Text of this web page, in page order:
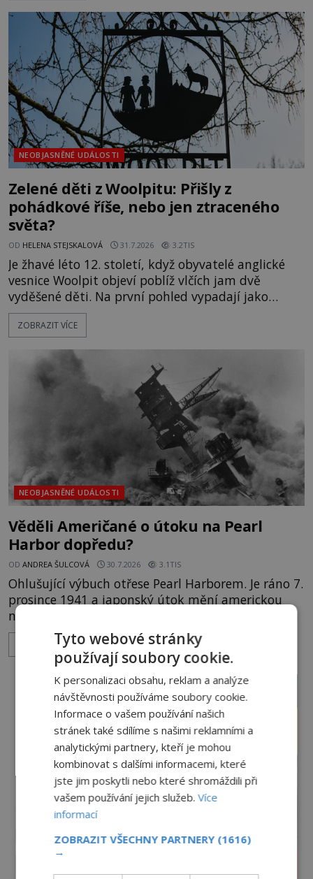
jistotou neví, kdo jej napsal, kdy vznikl ani co
vlastně vypráví. Rohoncský kodex se poprvé
objevuje v roce
NEOBJASNĚNÉ UDÁLOSTI
Zelené děti z Woolpitu: Přišly z
pohádkové říše, nebo jen ztraceného
světa?
OD HELENA STEJSKALOVÁ 31.7.2026 3.2TIS
Je žhavé léto 12. století, když obyvatelé anglické
vesnice Woolpit objeví poblíž vlčích jam dvě
vyděšené děti. Na první pohled vypadají jako
každé jiné, až na jednu děsivou výjimku. Jejich
kůže má nazelenalý odstín, mluví
kromě syrových bobů. Příběh se rychle stává
jednou z největších záhad středověké Anglie a ani
po téměř devíti stech letech není
ZOBRAZIT VÍCE
NEOBJASNĚNÉ UDÁLOSTI
Věděli Američané o útoku na Pearl
Harbor dopředu?
OD ANDREA ŠULCOVÁ 30.7.2026 3.1TIS
Ohlušující výbuch otřese Pearl Harborem. Je ráno 7.
prosince 1941 a japonský útok mění americkou
námořní základnu v peklo. Torpéda posílají lodě
ke dnu, hladinu pokrývá hořící nafta a začíná
jeden z nejosudovějších dnů 20. století. Všude
panuje zmatek, ozývají se vyděšené výkřiky, nebe
zahaluje kouř. Japonští letci se mohou radovat.
Svého nepřítele nachyt
ZOBRAZIT VÍCETyto webové stránky
používají soubory cookie.
K personalizaci obsahu, reklam a analýze
návštěvnosti používáme soubory cookie.
Informace o vašem používání našich
stránek také sdílíme s našimi reklamními a
analytickými partnery, kteří je mohou
kombinovat s dalšími informacemi, které
jste jim poskytli nebo které shromáždili při
vašem používání jejich služeb.Více
informací
ZOBRAZIT VŠECHNY PARTNERY (1616)
→